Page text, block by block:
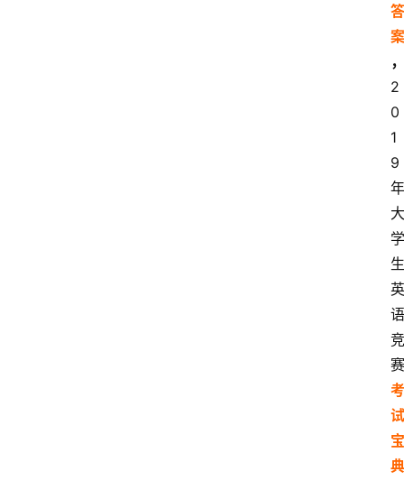
答
案
，
2
0
1
9
年
大
学
生
英
语
竞
赛
考
试
宝
典